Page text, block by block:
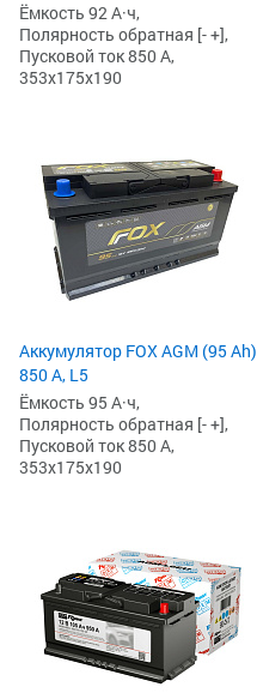
Ёмкость 92 А·ч,
Полярность обратная [- +],
Пусковой ток 850 А,
353x175x190
Аккумулятор FOX AGM (95 Ah)
850 А, L5
Ёмкость 95 А·ч,
Полярность обратная [- +],
Пусковой ток 850 А,
353x175x190